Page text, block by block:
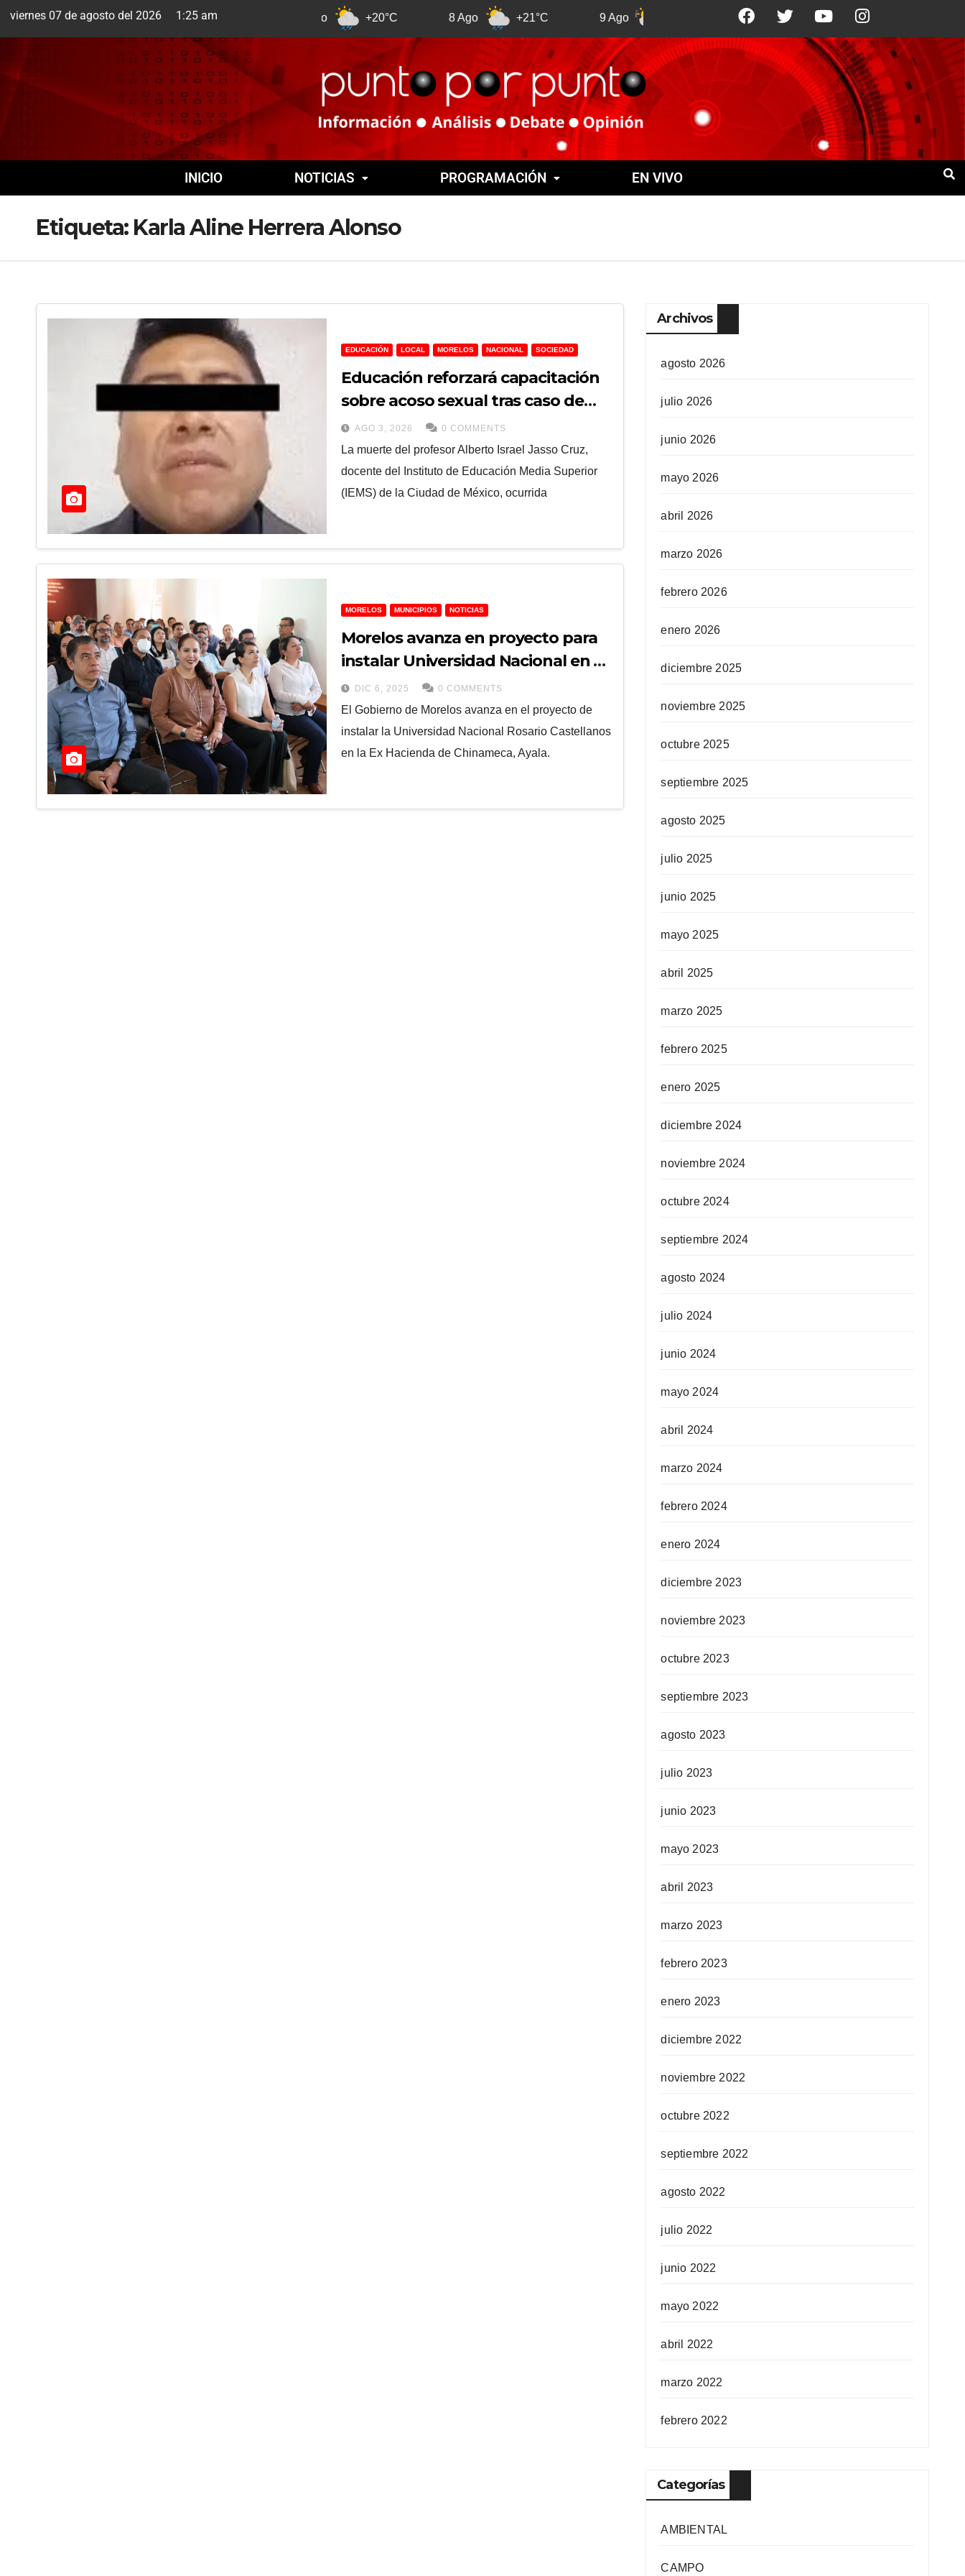
viernes 07 de agosto del 2026 1:25 am
Cuernavaca +20°C +21°C +22°C 10 Ago +21°C 11 Ago
INICIO NOTICIAS PROGRAMACIÓN EN VIVO
Etiqueta: Karla Aline Herrera Alonso
EDUCACIÓN LOCAL MORELOS NACIONAL SOCIEDAD
Educación reforzará capacitación
sobre acoso sexual tras caso de
docente del IEMS CDMX
AGO 3, 2026 0 COMMENTS
La muerte del profesor Alberto Israel Jasso Cruz,
docente del Instituto de Educación Media Superior
(IEMS) de la Ciudad de México, ocurrida
MORELOS MUNICIPIOS NOTICIAS
Morelos avanza en proyecto para
instalar Universidad Nacional en Ex
Hacienda de Chinameca
DIC 6, 2025 0 COMMENTS
El Gobierno de Morelos avanza en el proyecto de
instalar la Universidad Nacional Rosario Castellanos
en la Ex Hacienda de Chinameca, Ayala.
Archivos
agosto 2026
julio 2026
junio 2026
mayo 2026
abril 2026
marzo 2026
febrero 2026
enero 2026
diciembre 2025
noviembre 2025
octubre 2025
septiembre 2025
agosto 2025
julio 2025
junio 2025
mayo 2025
abril 2025
marzo 2025
febrero 2025
enero 2025
diciembre 2024
noviembre 2024
octubre 2024
septiembre 2024
agosto 2024
julio 2024
junio 2024
mayo 2024
abril 2024
marzo 2024
febrero 2024
enero 2024
diciembre 2023
noviembre 2023
octubre 2023
septiembre 2023
agosto 2023
julio 2023
junio 2023
mayo 2023
abril 2023
marzo 2023
febrero 2023
enero 2023
diciembre 2022
noviembre 2022
octubre 2022
septiembre 2022
agosto 2022
julio 2022
junio 2022
mayo 2022
abril 2022
marzo 2022
febrero 2022
Categorías
AMBIENTAL
CAMPO